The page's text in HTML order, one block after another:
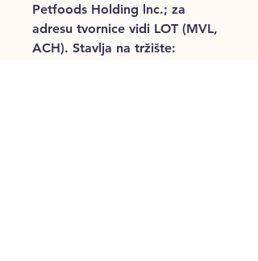
Petfoods Holding lnc.; za
adresu tvornice vidi LOT (MVL,
ACH). Stavlja na tržište: